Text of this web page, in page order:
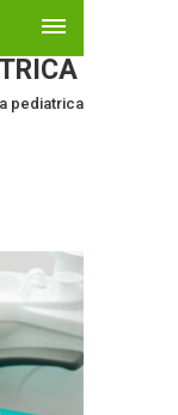
pediatrica